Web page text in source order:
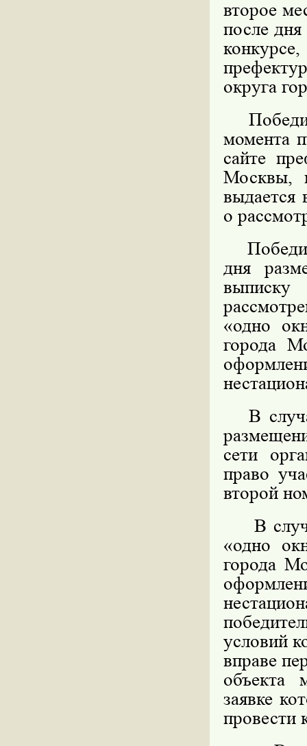
второе
после дня
округа
момента
сайте
Москвы,
выдается
о
дня
«одно
города
В
сети
право
второй
В
«одно
города
условий
вправе
объекта
заявке
провести